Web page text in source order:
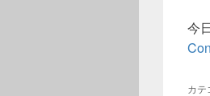
今
カテ